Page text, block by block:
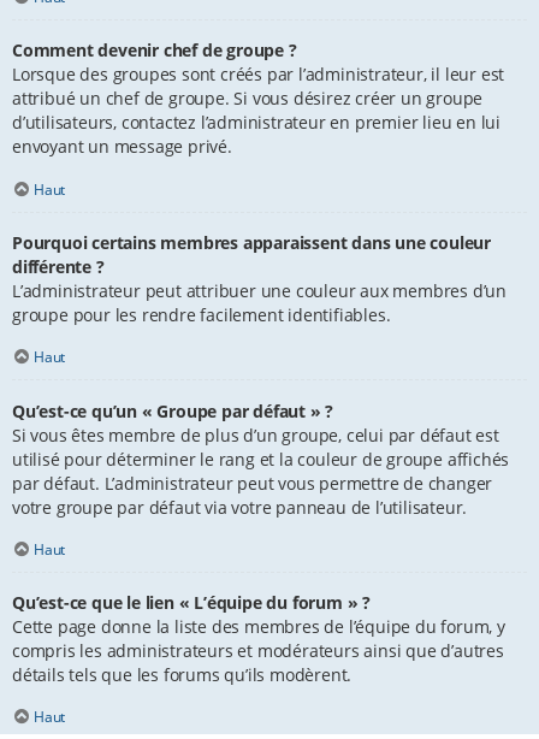
Comment devenir chef de groupe ?
Lorsque des groupes sont créés par l’administrateur, il leur est
attribué un chef de groupe. Si vous désirez créer un groupe
d’utilisateurs, contactez l’administrateur en premier lieu en lui
envoyant un message privé.
Haut
Pourquoi certains membres apparaissent dans une couleur
différente ?
L’administrateur peut attribuer une couleur aux membres d’un
groupe pour les rendre facilement identifiables.
Haut
Qu’est-ce qu’un « Groupe par défaut » ?
Si vous êtes membre de plus d’un groupe, celui par défaut est
utilisé pour déterminer le rang et la couleur de groupe affichés
par défaut. L’administrateur peut vous permettre de changer
votre groupe par défaut via votre panneau de l’utilisateur.
Haut
Qu’est-ce que le lien « L’équipe du forum » ?
Cette page donne la liste des membres de l’équipe du forum, y
compris les administrateurs et modérateurs ainsi que d’autres
détails tels que les forums qu’ils modèrent.
Haut